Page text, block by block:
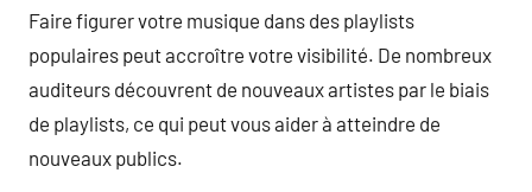
Faire figurer votre musique dans des playlists
populaires peut accroître votre visibilité. De nombreux
auditeurs découvrent de nouveaux artistes par le biais
de playlists, ce qui peut vous aider à atteindre de
nouveaux publics.